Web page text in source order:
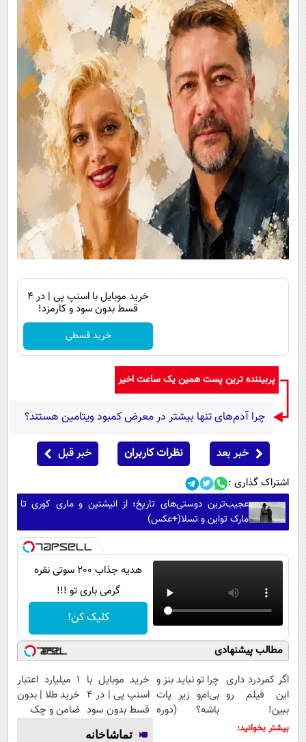
خرید موبایل با اسنپ پی | در ۴
قسط بدون سود و کارمزد!
خرید قسطی
پربیننده ترین پست همین یک ساعت اخیر
چرا آدم‌های تنها بیشتر در معرض کمبود ویتامین هستند؟
خبر بعد نظرات کاربران خبر قبل
اشتراک گذاری :
عجیب‌ترین دوستی‌های تاریخ؛ از انیشتین و ماری کوری تا
مارک تواین و تسلا(+عکس)
هدیه جذاب 200 سوتی نقره
گرمی باری تو !!!
کلیک کن!
مطالب پیشنهادی
اگر کمردرد داری
این فیلم رو
ببین!
◗پرسش‌نامه رو
چرا تو نباید بنز و
بی‌ام‌و زیر پات
باشه؟ (دوره
خرید موبایل با
اسنپ پی | در ۴
قسط بدون سود
و کارمزد!
۱ میلیارد اعتبار
خرید طلا | بدون
ضامن و چک
بیشتر بخوانید: تماشاخانه